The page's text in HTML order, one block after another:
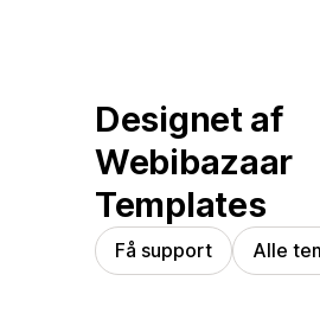
Designet af
Webibazaar
Templates
Få support Alle